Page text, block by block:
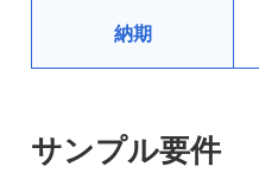
納期
サンプル要件